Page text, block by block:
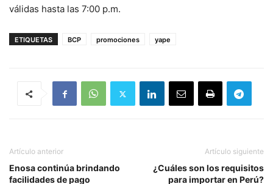
válidas hasta las 7:00 p.m.
ETIQUETAS BCP promociones yape
Artículo anterior
Enosa continúa brindando
facilidades de pago
Artículo siguiente
¿Cuáles son los requisitos
para importar en Perú?